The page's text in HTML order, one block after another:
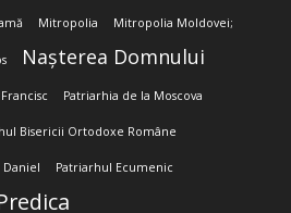
Mitropolia Mitropolia Moldovei;
Nașterea Domnului
Patriarhia de la Moscova
Bisericii Ortodoxe Române
Daniel Patriarhul Ecumenic